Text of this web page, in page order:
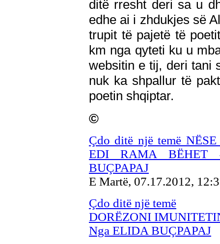
ditë rresht deri sa u
edhe ai i zhdukjes së
trupit të pajetë të
km nga qyteti ku u
websitin e tij, deri tani
nuk ka shpallur të
poetin shqiptar.
©
Çdo ditë një temë
EDI RAMA
BUÇPAPAJ
E Martë, 07.17.2012,
Çdo ditë një temë
DORËZONI
Nga ELIDA BUÇPAPAJ